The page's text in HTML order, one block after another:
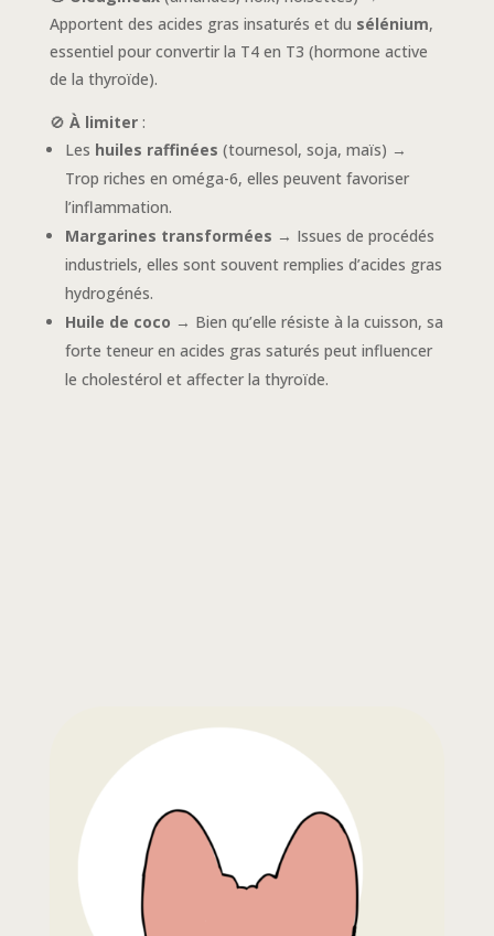
Apportent des acides gras insaturés et du sélénium,
essentiel pour convertir la T4 en T3 (hormone active
de la thyroïde).
🚫 À limiter:
Les huiles raffinées (tournesol, soja, maïs) →
Trop riches en oméga-6, elles peuvent favoriser
l’inflammation.
Margarines transformées → Issues de procédés
industriels, elles sont souvent remplies d’acides gras
hydrogénés.
Huile de coco → Bien qu’elle résiste à la cuisson, sa
forte teneur en acides gras saturés peut influencer
le cholestérol et affecter la thyroïde.